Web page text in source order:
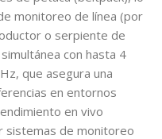
monitoreo de línea (por
o serpiente de
con hasta 4
, que asegura una
en entornos
en vivo
sistemas de monitoreo